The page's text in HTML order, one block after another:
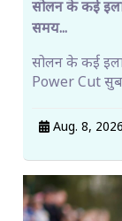
सोलन के कई
समय...
सोलन के कई
Power Cut
Aug. 8, 2026